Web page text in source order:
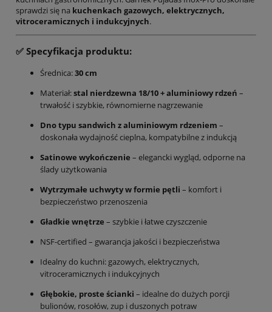
sprawdzi się na kuchenkach gazowych, elektrycznych,
vitroceramicznych i indukcyjnych.
✅ Specyfikacja produktu:
Średnica:30 cm
Materiał:stal nierdzewna 18/10 + aluminiowy rdzeń –
trwałość i szybkie, równomierne nagrzewanie
Dno typu sandwich z aluminiowym rdzeniem –
doskonała wydajność cieplna, kompatybilne z indukcją
Satinowe wykończenie – elegancki wygląd, odporne na
ślady użytkowania
Wytrzymałe uchwyty w formie pętli – komfort i
bezpieczeństwo przenoszenia
Gładkie wnętrze – szybkie i łatwe czyszczenie
NSF-certified – gwarancja jakości i bezpieczeństwa
Idealny do kuchni: gazowych, elektrycznych,
vitroceramicznych i indukcyjnych
Głębokie, proste ścianki – idealne do dużych porcji
bulionów, rosołów, zup i duszonych potraw